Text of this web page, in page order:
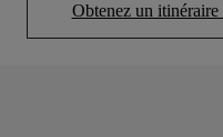
Obtenez un